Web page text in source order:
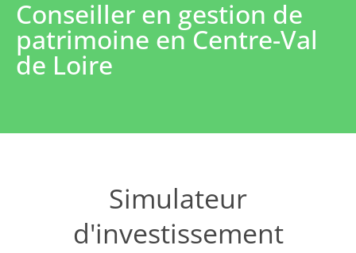
Conseiller en gestion de
patrimoine en Centre-Val
de Loire
Simulateur
d'investissement